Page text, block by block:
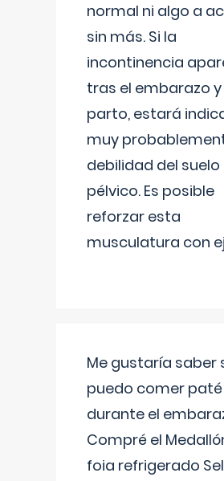
normal ni algo a
sin más. Si la
incontinencia
tras el embarazo y
parto, estará
muy
debilidad del suelo
pélvico. Es posible
reforzar esta
musculatura con
Me gustaría saber
puedo comer paté
durante el
Compré el
foia refrigerado